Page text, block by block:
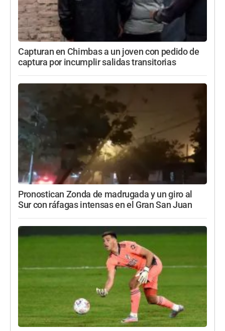
Capturan en Chimbas a un joven con pedido de
captura por incumplir salidas transitorias
Pronostican Zonda de madrugada y un giro al
Sur con ráfagas intensas en el Gran San Juan